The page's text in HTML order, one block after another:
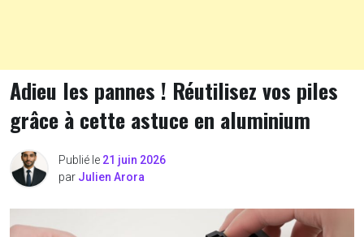
Adieu les pannes ! Réutilisez vos piles
grâce à cette astuce en aluminium
Publié le 21 juin 2026
par Julien Arora